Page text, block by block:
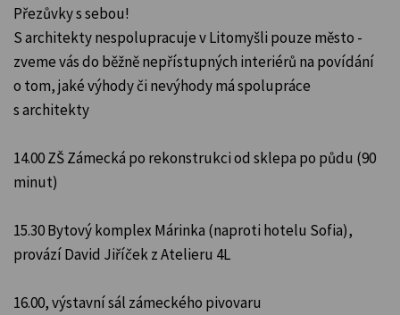
Přezůvky s sebou!
S architekty nespolupracuje v Litomyšli pouze město -
zveme vás do běžně nepřístupných interiérů na povídání
o tom, jaké výhody či nevýhody má spolupráce
s architekty
14.00 ZŠ Zámecká po rekonstrukci od sklepa po půdu (90
minut)
15.30 Bytový komplex Márinka (naproti hotelu Sofia),
provází David Jiříček z Atelieru 4L
16.00, výstavní sál zámeckého pivovaru